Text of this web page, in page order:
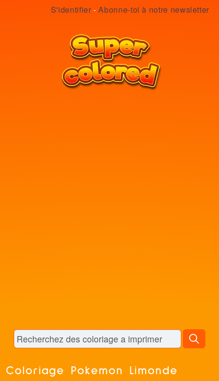
S'identifier -Abonne-toi à notre newsletter
Coloriage Pokemon Limonde